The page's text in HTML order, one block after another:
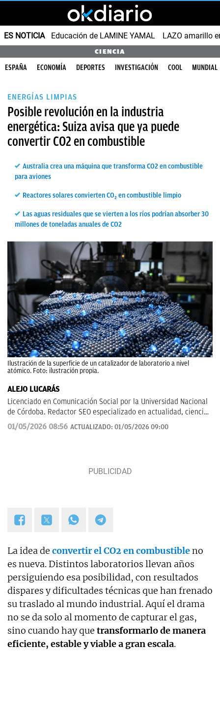
ES NOTICIA Educación de LAMINE YAMAL LAZO amarillo
CIENCIA
ESPAÑA ECONOMÍA DEPORTES INVESTIGACIÓN COOL MUNDIAL
ENERGÍAS LIMPIAS
Posible revolución en la industria
energética: Suiza avisa que ya puede
convertir CO2 en combustible
Australia crea una máquina que transforma CO2 en combustible
para aviones
Reactores solares convierten CO₂ en combustible limpio
Las aguas residuales que se vierten a los ríos podrían absorber 30
millones de toneladas anuales de CO2
Ilustración de la superficie de un catalizador de laboratorio a nivel
atómico. Foto: ilustración propia.
ALEJO LUCARÁS
Licenciado en Comunicación Social por la Universidad Nacional
de Córdoba. Redactor SEO especializado en actualidad, ciencia
aplicada, tecnología y fenómenos sociales, con un enfoque
divulgativo y orientado a explicar al lector cómo los grandes
01/05/2026 08:56 ACTUALIZADO: 01/05/2026 09:00
La idea de convertir el CO2 en combustibleno
es nueva. Distintos laboratorios llevan años
persiguiendo esa posibilidad, con resultados
dispares y dificultades técnicas que han frenado
su traslado al mundo industrial. Aquí el drama
no se da solo al momento de capturar el gas,
sino cuando hay que transformarlo de manera
eficiente, estable y viable a gran escala.